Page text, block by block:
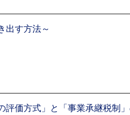
出す方法～
価方式」と「事業承継税制